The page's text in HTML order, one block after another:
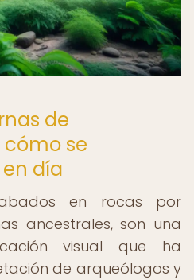
de
se
día
en rocas por
ancestrales, son una
visual que ha
de arqueólogos y